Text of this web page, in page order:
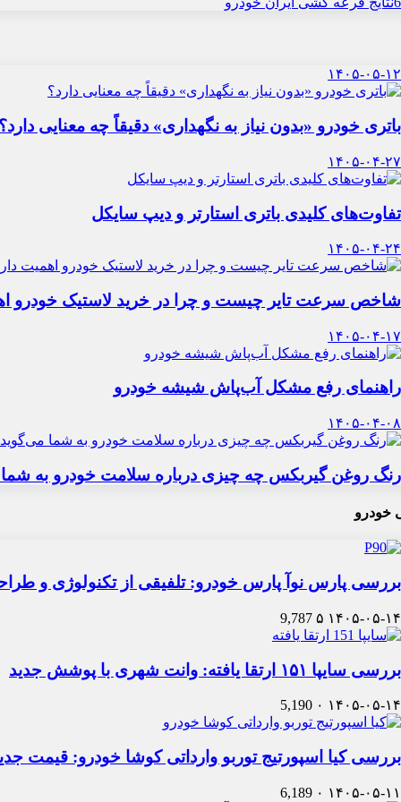
۱۴۰۵-۰۵-۱۲
باتری خودرو «بدون نیاز به نگهداری» دقیقاً چه معنایی دارد؟
۱۴۰۵-۰۴-۲۷
تفاوت‌های کلیدی باتری استارتر و دیپ سایکل
۱۴۰۵-۰۴-۲۴
شاخص سرعت تایر چیست و چرا در خرید لاستیک خودرو
۱۴۰۵-۰۴-۱۷
راهنمای رفع مشکل آب‌پاش شیشه خودرو
۱۴۰۵-۰۴-۰۸
رنگ روغن گیربکس چه چیزی درباره سلامت خودرو به
خودرو
بررسی پارس نوآ پارس خودرو: تلفیقی از تکنولوژی و
۱۴۰۵-۰۵-۱۴ ۵ 9,787
بررسی سایپا ۱۵۱ ارتقا یافته: وانت شهری با پوشش جدید
۱۴۰۵-۰۵-۱۴ ۰ 5,190
بررسی کیا اسپورتیج توربو وارداتی کوشا خودرو: قیمت
۱۴۰۵-۰۵-۱۱ ۰ 6,189